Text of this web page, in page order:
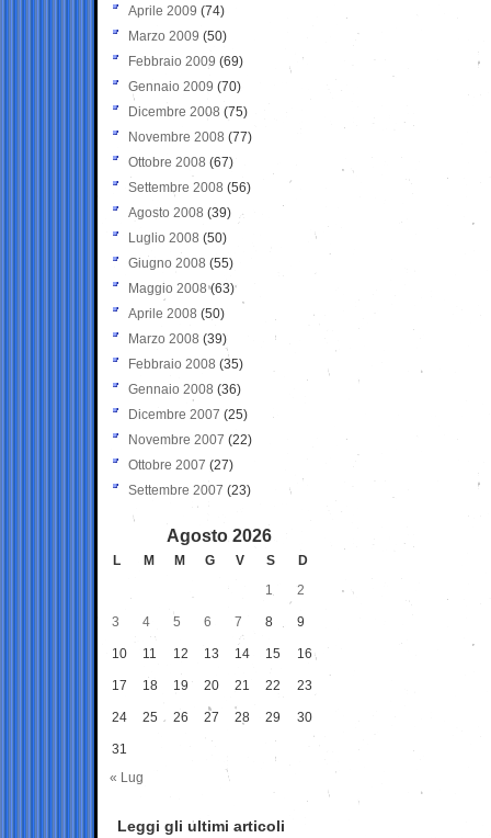
Aprile 2009 (74)
Marzo 2009 (50)
Febbraio 2009 (69)
Gennaio 2009 (70)
Dicembre 2008 (75)
Novembre 2008 (77)
Ottobre 2008 (67)
Settembre 2008 (56)
Agosto 2008 (39)
Luglio 2008 (50)
Giugno 2008 (55)
Maggio 2008(63)
Aprile 2008 (50)
Marzo 2008 (39)
Febbraio 2008 (35)
Gennaio 2008 (36)
Dicembre 2007 (25)
Novembre 2007 (22)
Ottobre 2007 (27)
Settembre 2007 (23)
Agosto 2026
L M M G V S
D
1
2
3 4 5 6 7 8 9
10 11 12 13 14 15 16
17 18 19 20 21 22 23
24 25 26 27 28 29 30
31
« Lug
Leggi gli ultimi articoli